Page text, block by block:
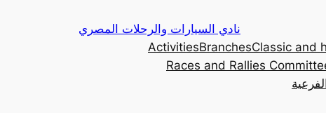
نادي السيارات والرحلات المصري
ActivitiesBranchesClassic and
Races and Rallies